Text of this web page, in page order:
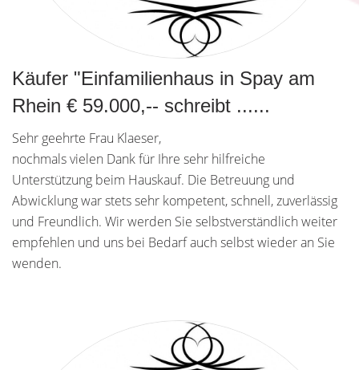
Käufer "Einfamilienhaus in Spay am
Rhein € 59.000,-- schreibt ......
Sehr geehrte Frau Klaeser,
nochmals vielen Dank für Ihre sehr hilfreiche
Unterstützung beim Hauskauf. Die Betreuung und
Abwicklung war stets sehr kompetent, schnell, zuverlässig
und Freundlich. Wir werden Sie selbstverständlich weiter
empfehlen und uns bei Bedarf auch selbst wieder an Sie
wenden.